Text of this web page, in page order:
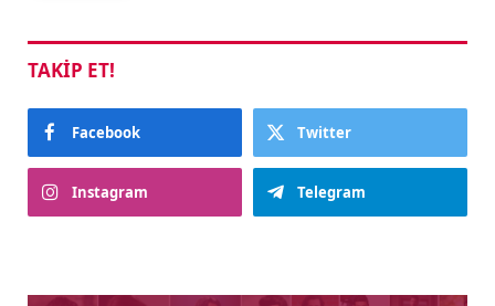
TAKIP ET!
Facebook Twitter
Instagram Telegram